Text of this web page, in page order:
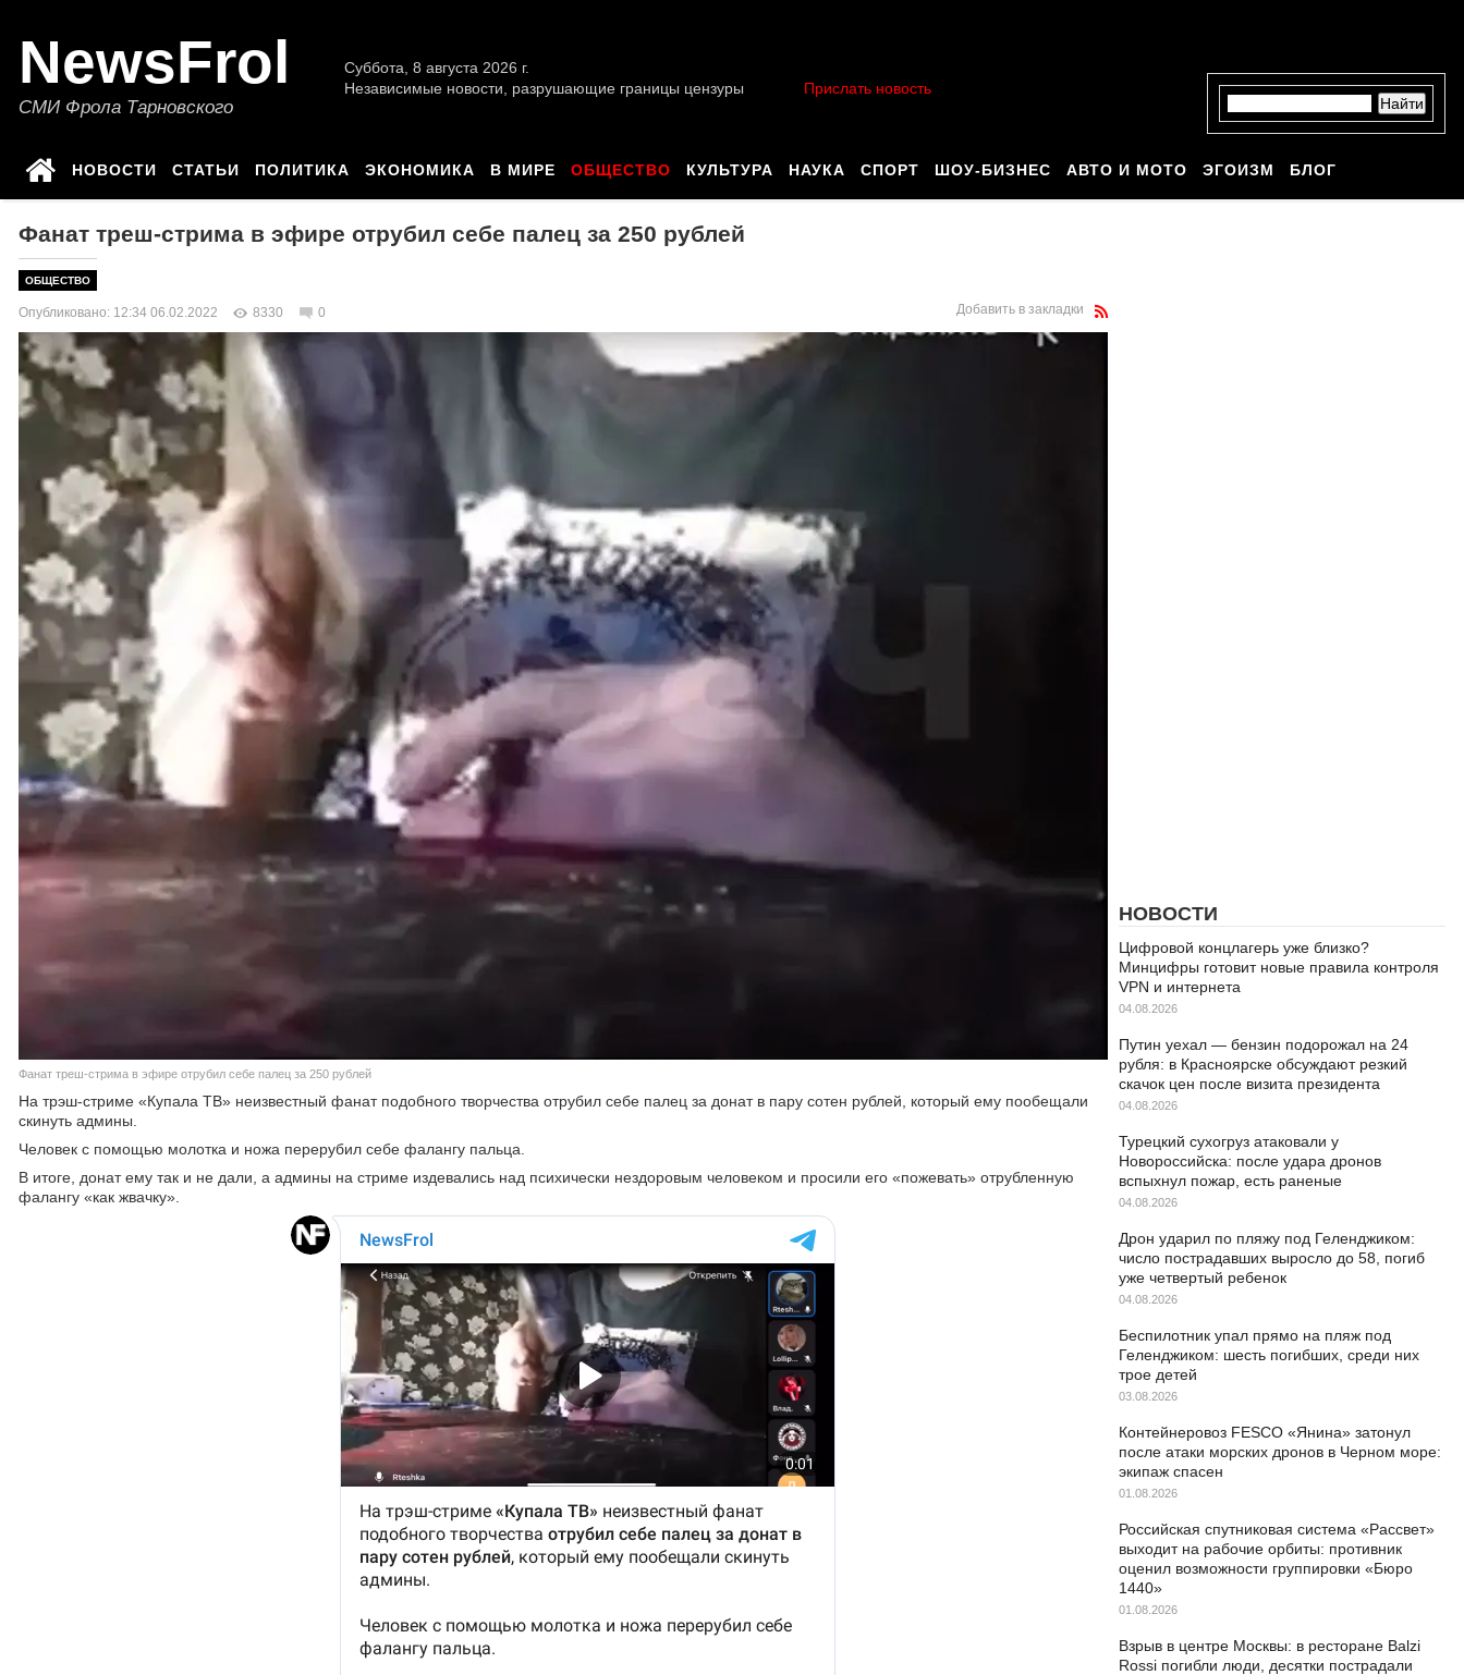
NewsFrol
СМИ Фрола Тарновского
Суббота, 8 августа 2026 г.
Независимые новости, разрушающие границы цензуры
Прислать новость
НОВОСТИ СТАТЬИ ПОЛИТИКА ЭКОНОМИКА В МИРЕ ОБЩЕСТВО КУЛЬТУРА НАУКА СПОРТ ШОУ-БИЗНЕС АВТО И МОТО ЭГОИЗМ БЛОГ
Фанат треш-стрима в эфире отрубил себе палец за 250 рублей
ОБЩЕСТВО
Опубликовано: 12:34 06.02.2022 8330 0 Добавить в закладки
Фанат треш-стрима в эфире отрубил себе палец за 250 рублей
На трэш-стриме «Купала ТВ» неизвестный фанат подобного творчества отрубил себе палец за донат в пару сотен рублей, который ему пообещали
скинуть админы.
Человек с помощью молотка и ножа перерубил себе фалангу пальца.
В итоге, донат ему так и не дали, а админы на стриме издевались над психически нездоровым человеком и просили его «пожевать» отрубленную
фалангу «как жвачку».
НОВОСТИ
Цифровой концлагерь уже близко?
Минцифры готовит новые правила контроля
VPN и интернета
04.08.2026
Путин уехал — бензин подорожал на 24
рубля: в Красноярске обсуждают резкий
скачок цен после визита президента
04.08.2026
Турецкий сухогруз атаковали у
Новороссийска: после удара дронов
вспыхнул пожар, есть раненые
04.08.2026
Дрон ударил по пляжу под Геленджиком:
число пострадавших выросло до 58, погиб
уже четвертый ребенок
04.08.2026
Беспилотник упал прямо на пляж под
Геленджиком: шесть погибших, среди них
трое детей
03.08.2026
Контейнеровоз FESCO «Янина» затонул
после атаки морских дронов в Черном море:
экипаж спасен
01.08.2026
Российская спутниковая система «Рассвет»
выходит на рабочие орбиты: противник
оценил возможности группировки «Бюро
1440»
01.08.2026
Взрыв в центре Москвы: в ресторане Balzi
Rossi погибли люди, десятки пострадали